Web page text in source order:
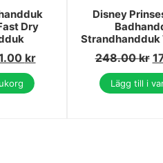
Dry
kr
Disney
Strandhandduk
248.00kr
Lägg till i